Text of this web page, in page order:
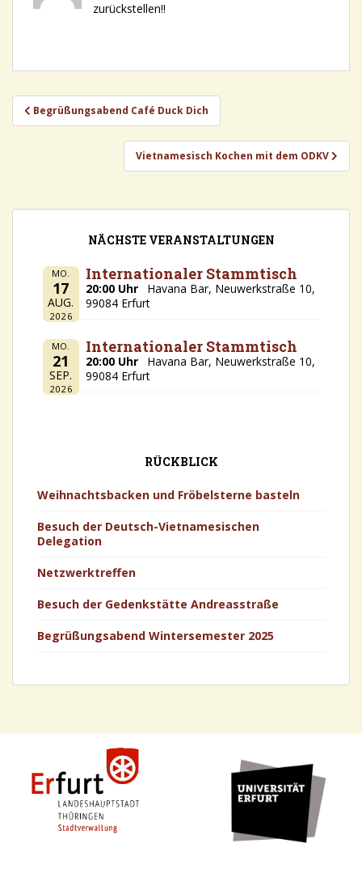
zurückstellen!!
Beitragsnavigation
Begrüßungsabend Café Duck Dich
Vietnamesisch Kochen mit dem ODKV
NÄCHSTE VERANSTALTUNGEN
MO.
17
AUG.
2026
Internationaler Stammtisch
20:00 Uhr
Havana Bar, Neuwerkstraße 10,
99084 Erfurt
MO.
21
SEP.
2026
Internationaler Stammtisch
20:00 Uhr
Havana Bar, Neuwerkstraße 10,
99084 Erfurt
RÜCKBLICK
Weihnachtsbacken und Fröbelsterne basteln
Besuch der Deutsch-Vietnamesischen
Delegation
Netzwerktreffen
Besuch der Gedenkstätte Andreasstraße
Begrüßungsabend Wintersemester 2025